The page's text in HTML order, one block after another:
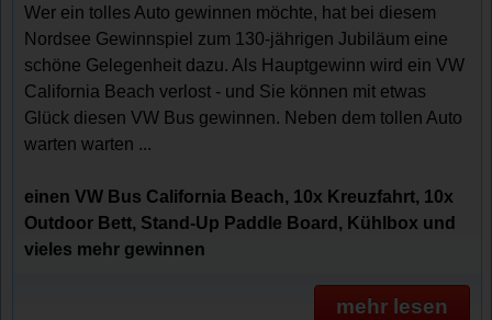
Wer ein tolles Auto gewinnen möchte, hat bei diesem
Nordsee Gewinnspiel zum 130-jährigen Jubiläum eine
schöne Gelegenheit dazu. Als Hauptgewinn wird ein VW
California Beach verlost - und Sie können mit etwas
Glück diesen VW Bus gewinnen. Neben dem tollen Auto
warten warten ...
einen VW Bus California Beach, 10x Kreuzfahrt, 10x
Outdoor Bett, Stand-Up Paddle Board, Kühlbox und
vieles mehr gewinnen
mehr lesen